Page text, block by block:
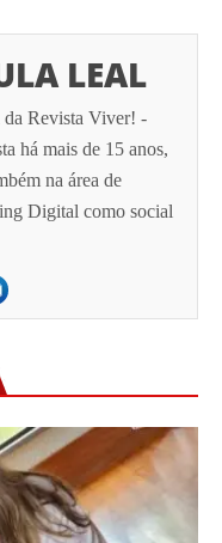
LEAL
da Revista Viver! -
há mais de 15 anos,
na área de
Digital como social